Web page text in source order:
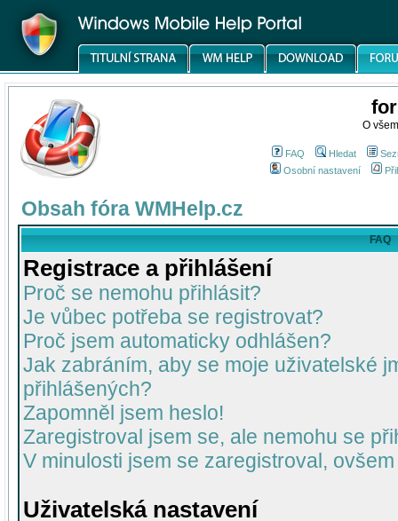
O
FAQ Hledat
Osobní nastavení
Obsah fóra WMHelp.cz
FAQ
Registrace a přihlášení
Proč se nemohu přihlásit?
Je vůbec potřeba se registrovat?
Proč jsem automaticky odhlášen?
Jak zabráním, aby se moje uživatelské
přihlášených?
Zapomněl jsem heslo!
Zaregistroval jsem se, ale nemohu se
V minulosti jsem se zaregistroval,
Uživatelská nastavení